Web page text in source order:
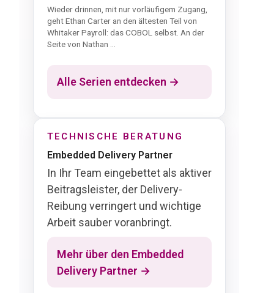
Wieder drinnen, mit nur vorläufigem Zugang,
geht Ethan Carter an den ältesten Teil von
Whitaker Payroll: das COBOL selbst. An der
Seite von Nathan ...
Alle Serien entdecken →
TECHNISCHE BERATUNG
Embedded Delivery Partner
In Ihr Team eingebettet als aktiver
Beitragsleister, der Delivery-
Reibung verringert und wichtige
Arbeit sauber voranbringt.
Mehr über den Embedded
Delivery Partner →